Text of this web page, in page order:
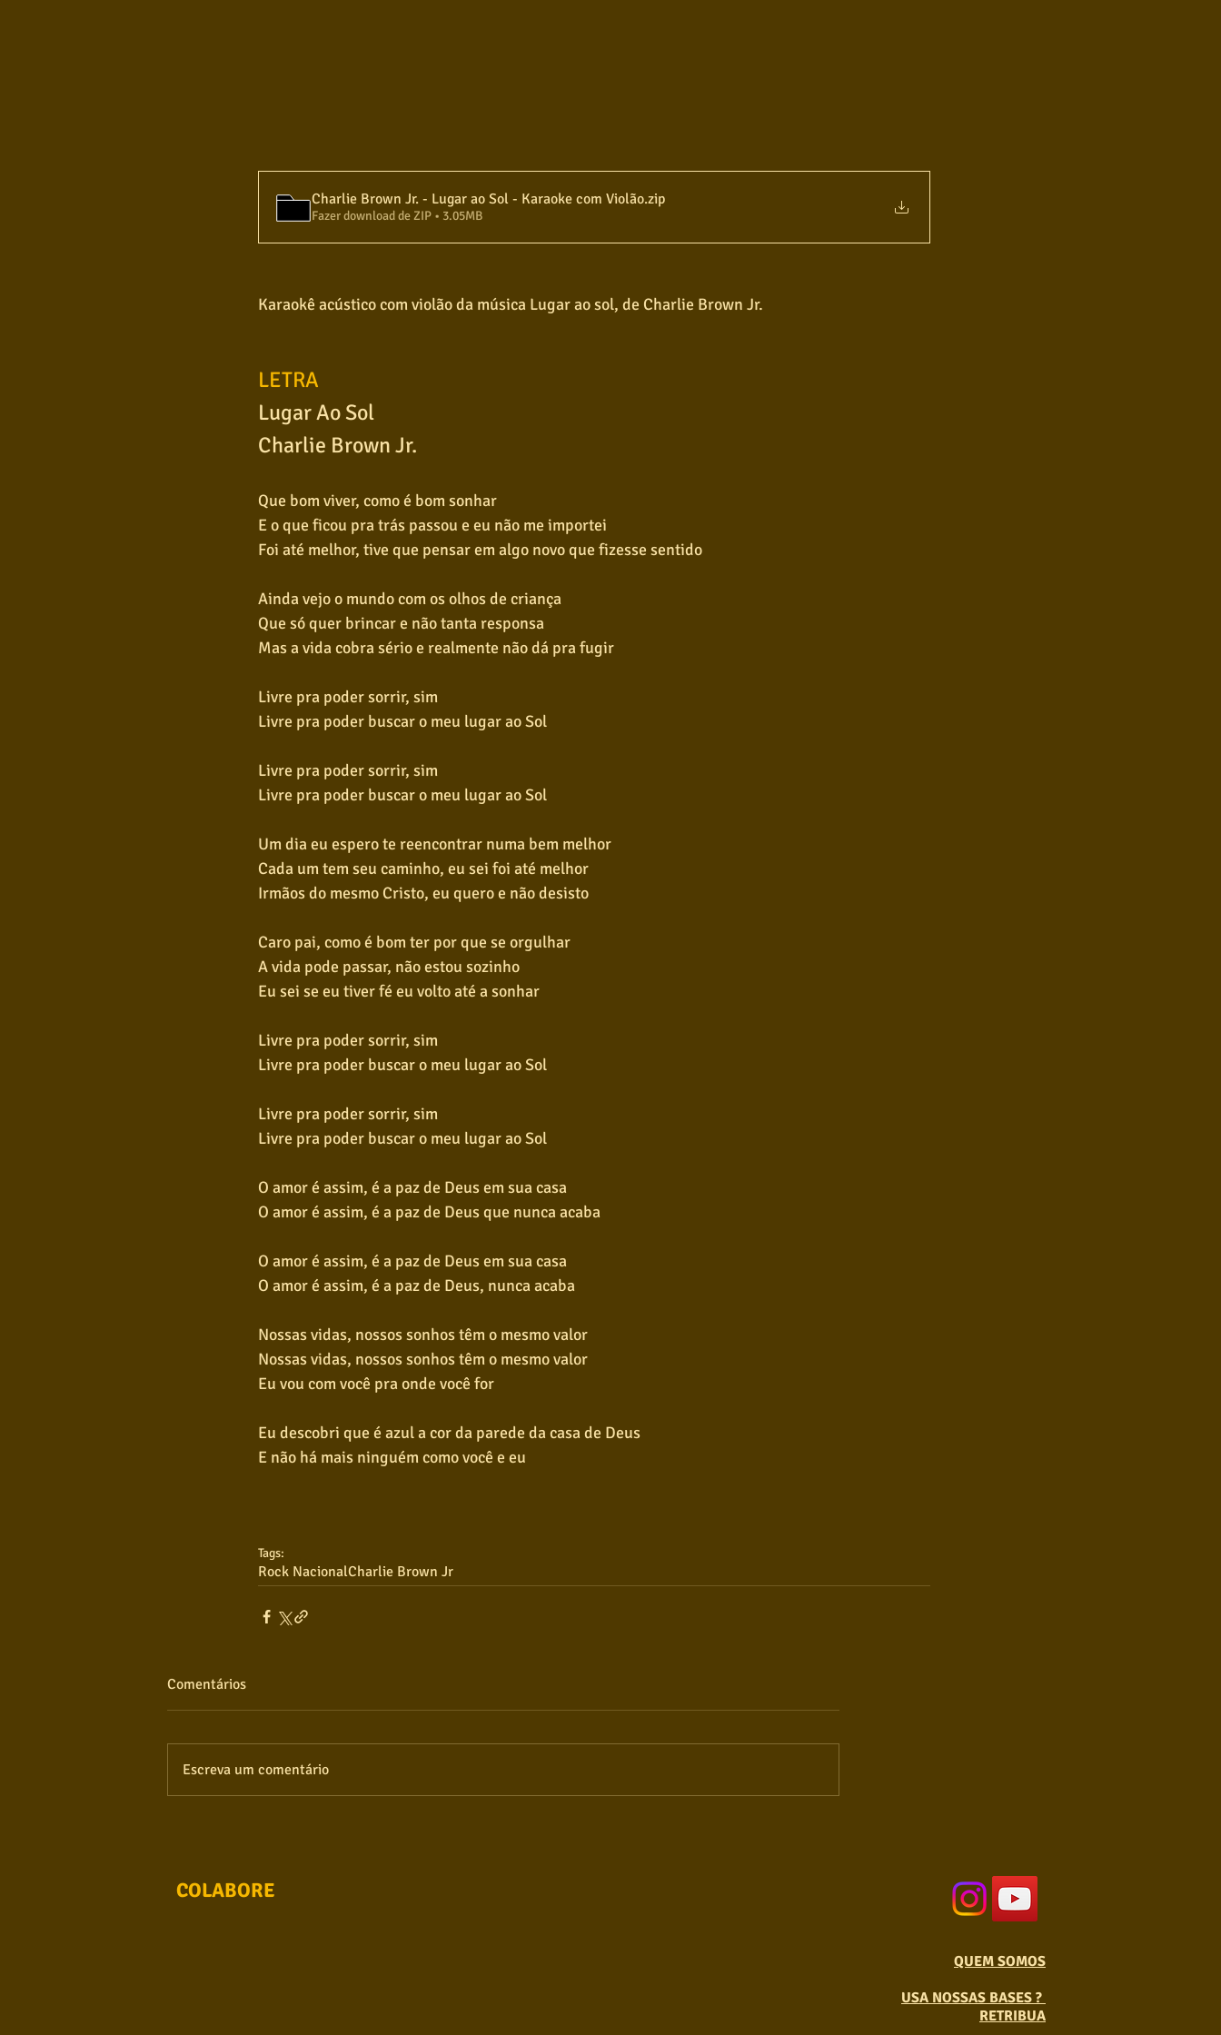
Charlie Brown Jr. - Lugar ao Sol - Karaoke com Violão.zip
Fazer download de ZIP • 3.05MB
Karaokê acústico com violão da música Lugar ao sol, de Charlie Brown Jr.
LETRA
Lugar Ao Sol
Charlie Brown Jr.
Que bom viver, como é bom sonhar
E o que ficou pra trás passou e eu não me importei
Foi até melhor, tive que pensar em algo novo que fizesse sentido
Ainda vejo o mundo com os olhos de criança
Que só quer brincar e não tanta responsa
Mas a vida cobra sério e realmente não dá pra fugir
Livre pra poder sorrir, sim
Livre pra poder buscar o meu lugar ao Sol
Livre pra poder sorrir, sim
Livre pra poder buscar o meu lugar ao Sol
Um dia eu espero te reencontrar numa bem melhor
Cada um tem seu caminho, eu sei foi até melhor
Irmãos do mesmo Cristo, eu quero e não desisto
Caro pai, como é bom ter por que se orgulhar
A vida pode passar, não estou sozinho
Eu sei se eu tiver fé eu volto até a sonhar
Livre pra poder sorrir, sim
Livre pra poder buscar o meu lugar ao Sol
Livre pra poder sorrir, sim
Livre pra poder buscar o meu lugar ao Sol
O amor é assim, é a paz de Deus em sua casa
O amor é assim, é a paz de Deus que nunca acaba
O amor é assim, é a paz de Deus em sua casa
O amor é assim, é a paz de Deus, nunca acaba
Nossas vidas, nossos sonhos têm o mesmo valor
Nossas vidas, nossos sonhos têm o mesmo valor
Eu vou com você pra onde você for
Eu descobri que é azul a cor da parede da casa de Deus
E não há mais ninguém como você e eu
Tags:
Rock NacionalCharlie Brown Jr
Comentários
Escreva um comentário
COLABORE
QUEM SOMOS
USA NOSSAS BASES ?
RETRIBUA